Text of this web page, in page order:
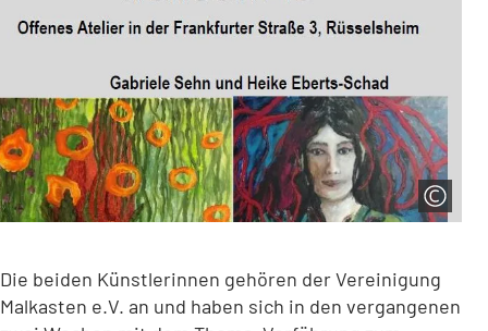
Die beiden Künstlerinnen gehören der Vereinigung
Malkasten e.V. an und haben sich in den vergangenen